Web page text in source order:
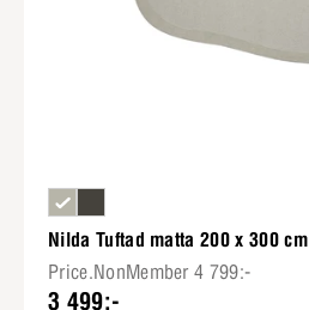
Nilda Tuftad matta 200 x 300 cm
Price.NonMember 4 799:-
3 499:-